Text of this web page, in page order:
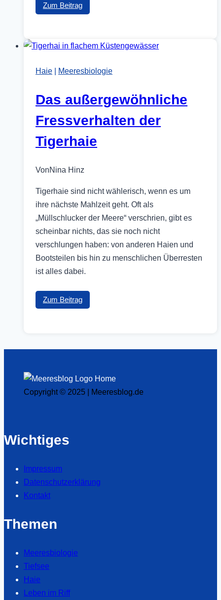
Zum BeitragDas
geheimnisvolle
des
der
Haie Meeresbiologie
Das außergewöhnliche
Fressverhalten der
Tigerhaie
VonNina Hinz
Tigerhaie sind nicht wählerisch, wenn es um
ihre nächste Mahlzeit geht. Oft als
„Müllschlucker der Meere“ verschrien, gibt es
scheinbar nichts, das sie noch nicht
verschlungen haben: von anderen Haien und
Bootsteilen bis hin zu menschlichen Überresten
ist alles dabei.
Zum BeitragDas
außergewöhnliche
Copyright © 2025 | Meeresblog.de
Wichtiges
Impressum
Datenschutzerklärung
Kontakt
Themen
Meeresbiologie
Tiefsee
Haie
Leben im Riff